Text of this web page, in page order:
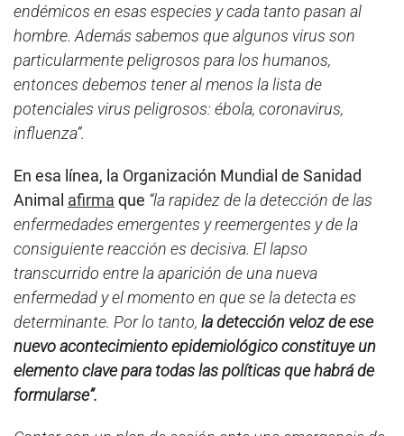
endémicos en esas especies y cada tanto pasan al
hombre. Además sabemos que algunos virus son
particularmente peligrosos para los humanos,
entonces debemos tener al menos la lista de
potenciales virus peligrosos: ébola, coronavirus,
influenza”.
En esa línea, la Organización Mundial de Sanidad
Animal afirma que “la rapidez de la detección de las
enfermedades emergentes y reemergentes y de la
consiguiente reacción es decisiva. El lapso
transcurrido entre la aparición de una nueva
enfermedad y el momento en que se la detecta es
determinante. Por lo tanto, la detección veloz de ese
nuevo acontecimiento epidemiológico constituye un
elemento clave para todas las políticas que habrá de
formularse”.